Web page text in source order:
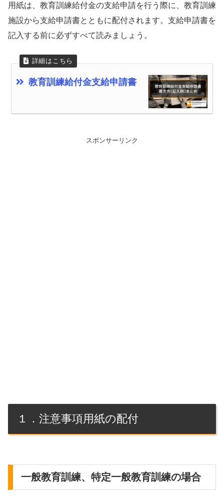
用紙は、教育訓練給付金の支給申請を行う際に、教育訓練
施設から支給申請書とともに配付されます。支給申請書を
記入する前に必ずすべて読みましょう。
教育訓練給付金支給申請書
スポンサーリンク
１．注意事項用紙の配付
一般教育訓練、特定一般教育訓練の場合